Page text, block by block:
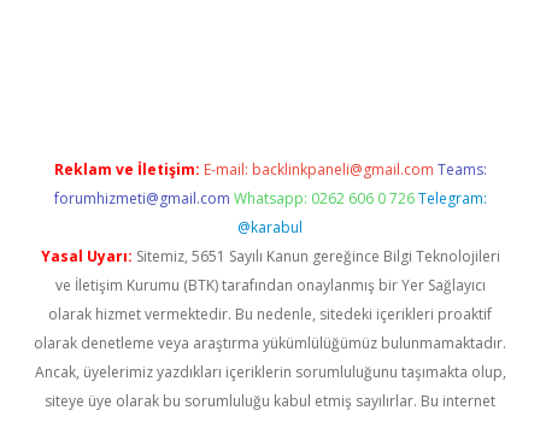
Reklam ve İletişim: E-mail: backlinkpaneli@gmail.com Teams:
forumhizmeti@gmail.com Whatsapp: 0262 606 0 726 Telegram:
@karabul
Yasal Uyarı: Sitemiz, 5651 Sayılı Kanun gereğince Bilgi Teknolojileri
ve İletişim Kurumu (BTK) tarafından onaylanmış bir Yer Sağlayıcı
olarak hizmet vermektedir. Bu nedenle, sitedeki içerikleri proaktif
olarak denetleme veya araştırma yükümlülüğümüz bulunmamaktadır.
Ancak, üyelerimiz yazdıkları içeriklerin sorumluluğunu taşımakta olup,
siteye üye olarak bu sorumluluğu kabul etmiş sayılırlar. Bu internet